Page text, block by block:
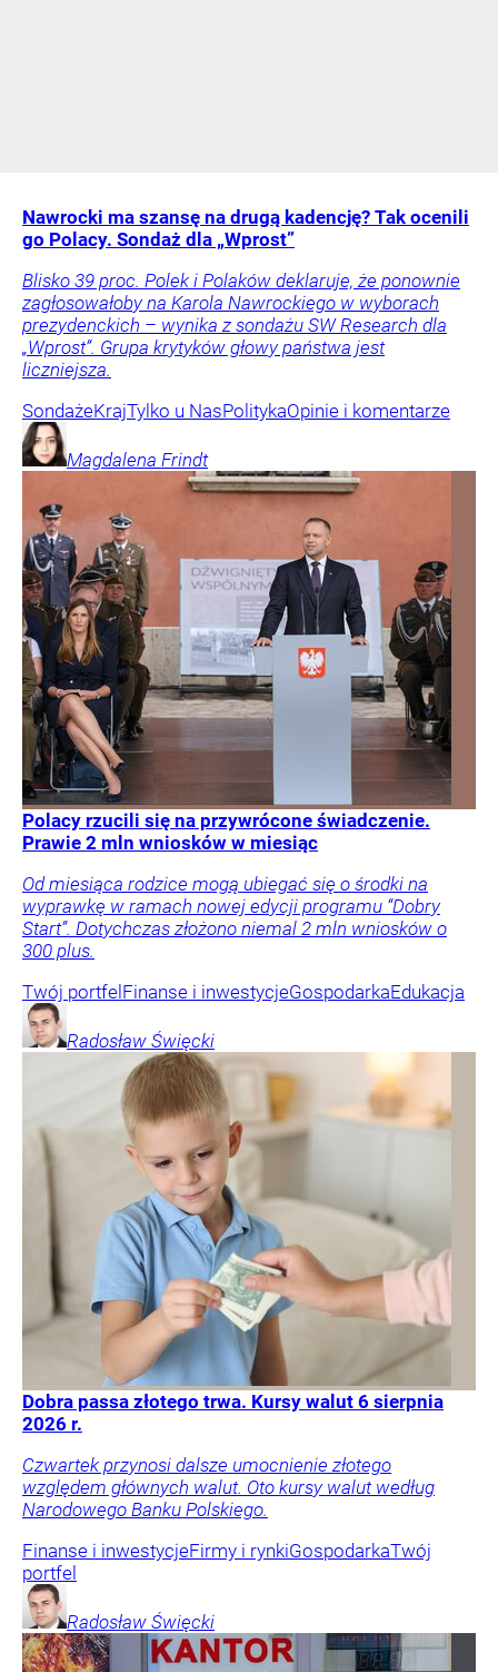
Nawrocki ma szansę na drugą kadencję? Tak ocenili
go Polacy. Sondaż dla „Wprost”
Blisko 39 proc. Polek i Polaków deklaruje, że ponownie
zagłosowałoby na Karola Nawrockiego w wyborach
prezydenckich – wynika z sondażu SW Research dla
„Wprost”. Grupa krytyków głowy państwa jest
liczniejsza.
SondażeKrajTylko u NasPolitykaOpinie i komentarze
Magdalena Frindt
Polacy rzucili się na przywrócone świadczenie.
Prawie 2 mln wniosków w miesiąc
Od miesiąca rodzice mogą ubiegać się o środki na
wyprawkę w ramach nowej edycji programu “Dobry
Start”. Dotychczas złożono niemal 2 mln wniosków o
300 plus.
Twój portfelFinanse i inwestycjeGospodarkaEdukacja
Radosław Święcki
Dobra passa złotego trwa. Kursy walut 6 sierpnia
2026 r.
Czwartek przynosi dalsze umocnienie złotego
względem głównych walut. Oto kursy walut według
Narodowego Banku Polskiego.
Finanse i inwestycjeFirmy i rynkiGospodarkaTwój
portfel
Radosław Święcki